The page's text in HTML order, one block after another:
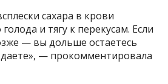
сахара в крови
и тягу к перекусам. Если
— вы дольше остаетесь
— прокомментировала